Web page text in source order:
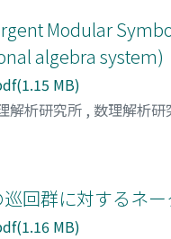
Modular
algebra system)
MB)
解析研究所 , 数理解析研
回群に対するネ
MB)